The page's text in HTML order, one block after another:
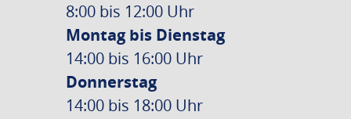
8:00 bis 12:00 Uhr
Montag bis Dienstag
14:00 bis 16:00 Uhr
Donnerstag
14:00 bis 18:00 Uhr